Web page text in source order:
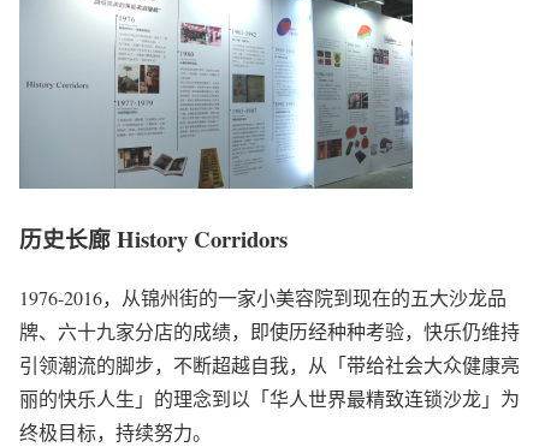
历史长廊History Corridors
1976-2016，从锦州街的一家小美容院到现在的五大沙龙品
牌、六十九家分店的成绩，即使历经种种考验，快乐仍维持
引领潮流的脚步，不断超越自我，从「带给社会大众健康亮
丽的快乐人生」的理念到以「华人世界最精致连锁沙龙」为
终极目标，持续努力。